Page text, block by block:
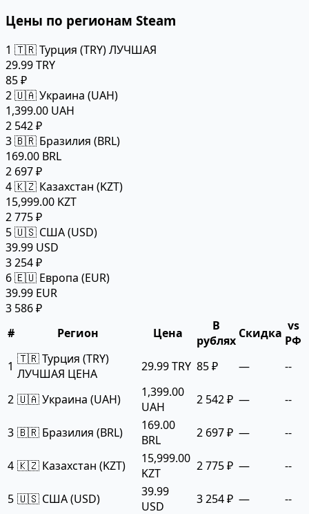
Цены по регионам Steam
1 🇹🇷 Турция (TRY)ЛУЧШАЯ
29.99 TRY
85 ₽
2🇺🇦 Украина (UAH)
1,399.00 UAH
2 542 ₽
3🇧🇷 Бразилия (BRL)
169.00 BRL
2 697 ₽
4🇰🇿 Казахстан (KZT)
15,999.00 KZT
2 775 ₽
5🇺🇸 США (USD)
39.99 USD
3 254 ₽
6🇪🇺 Европа (EUR)
39.99 EUR
3 586 ₽
#
Регион Цена
В
рублях Скидка vs
РФ
1 🇹🇷 Турция (TRY)
ЛУЧШАЯ ЦЕНА
29.99 TRY 85 ₽ — --
2 🇺🇦 Украина (UAH)
1,399.00
UAH
2 542 ₽ — --
3 🇧🇷 Бразилия (BRL)
169.00
BRL
2 697 ₽ — --
4 🇰🇿 Казахстан (KZT)
15,999.00
KZT
2 775 ₽ — --
5 🇺🇸 США (USD)
39.99
USD
3 254 ₽ — --